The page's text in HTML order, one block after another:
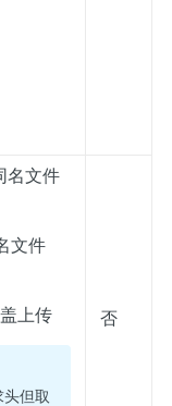
名文件
文件
上传
但取
否